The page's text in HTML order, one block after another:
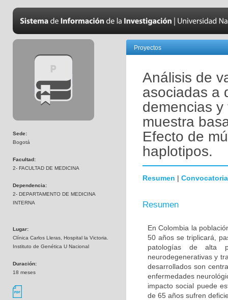
Sede:
Bogotá
Facultad:
2- FACULTAD DE MEDICINA
Dependencia:
2- DEPARTAMENTO DE MEDICINA
INTERNA
Lugar:
Clínica Carlos Lleras, Hospital la Victoria.
Instituto de Genética U Nacional
Duración:
18 meses
Proyectos
Análisis de
asociadas a
demencias
muestra
Efecto de
haplotipos.
Resumen | Convocatoria
Resumen
En Colombia la
50 años se triplicará,
patologías de alta
neurodegenerativas y
desarrollados son
enfermedades
impacto social puede
de 65 años sufren